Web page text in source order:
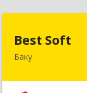
Best Soft
Баку